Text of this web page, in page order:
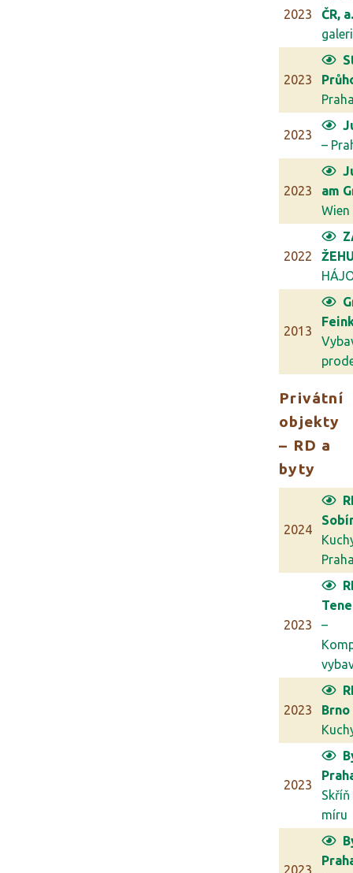
2023
ČR,
2023
2023
–
2023
am
Wien
2022
2013
Privátní
objekty
– RD a
byty
2024
2023
–
2023
Brno
2023
Skříň
míru
2023